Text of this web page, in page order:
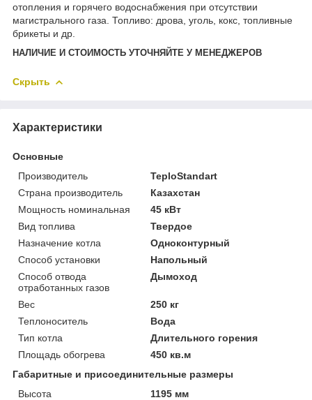
отопления и горячего водоснабжения при отсутствии
магистрального газа. Топливо: дрова, уголь, кокс, топливные
брикеты и др.
НАЛИЧИЕ И СТОИМОСТЬ УТОЧНЯЙТЕ У МЕНЕДЖЕРОВ
Скрыть
Характеристики
Основные
Производитель
TeploStandart
Страна производитель
Казахстан
Мощность номинальная
45 кВт
Вид топлива
Твердое
Назначение котла
Одноконтурный
Способ установки
Напольный
Способ отвода
отработанных газов
Дымоход
Вес
250 кг
Теплоноситель
Вода
Тип котла
Длительного горения
Площадь обогрева
450 кв.м
Габаритные и присоединительные размеры
Высота
1195 мм